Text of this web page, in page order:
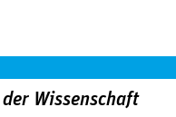
Wissenschaft